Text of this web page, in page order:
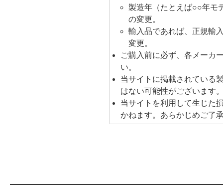
製造年（たとえば○○年モ
の変更。
輸入品であれば、正規輸
変更。
ご購入前に必ず、各メーカ
い。
当サイトに掲載されている
はない可能性がございます
当サイトを利用して生じた
かねます。あらかじめご了